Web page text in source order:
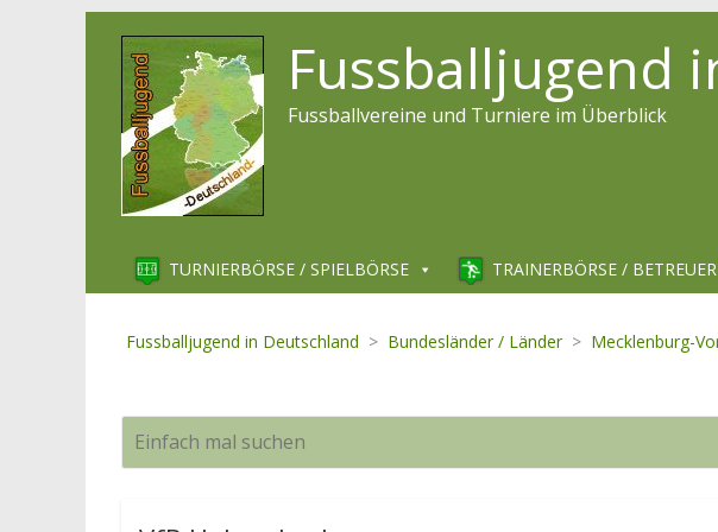
Fussballjugend
Fussballvereine und Turniere im Überblick
TURNIERBÖRSE / SPIELBÖRSE TRAINERBÖRSE /
Fussballjugend in Deutschland > Bundesländer / Länder > Mecklenburg-